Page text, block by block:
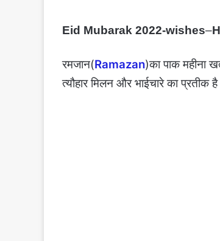
Eid Mubarak 2022-wishes–
रमजान(Ramazan)का पाक महीना
त्यौहार मिलन और भाईचारे का प्रतीक